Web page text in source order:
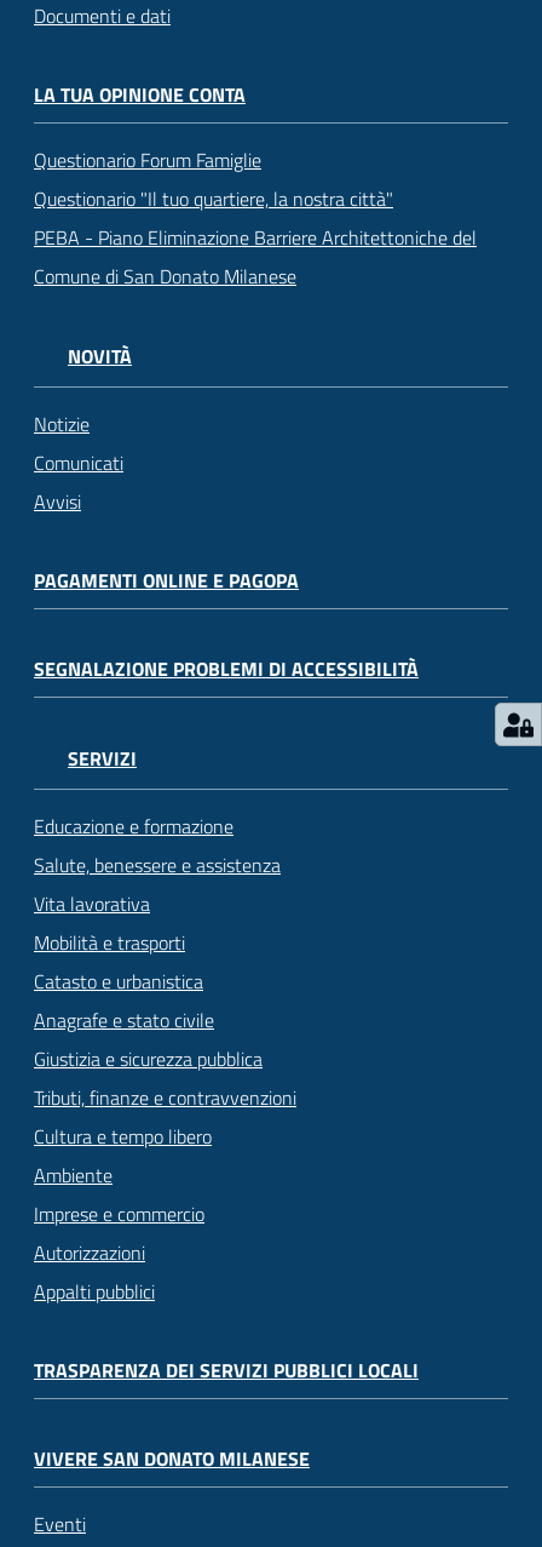
Documenti e dati
LA TUA OPINIONE CONTA
Questionario Forum Famiglie
Questionario "Il tuo quartiere, la nostra città"
PEBA - Piano Eliminazione Barriere Architettoniche del
Comune di San Donato Milanese
NOVITÀ
Notizie
Comunicati
Avvisi
PAGAMENTI ONLINE E PAGOPA
SEGNALAZIONE PROBLEMI DI ACCESSIBILITÀ
SERVIZI
Educazione e formazione
Salute, benessere e assistenza
Vita lavorativa
Mobilità e trasporti
Catasto e urbanistica
Anagrafe e stato civile
Giustizia e sicurezza pubblica
Tributi, finanze e contravvenzioni
Cultura e tempo libero
Ambiente
Imprese e commercio
Autorizzazioni
Appalti pubblici
TRASPARENZA DEI SERVIZI PUBBLICI LOCALI
VIVERE SAN DONATO MILANESE
Eventi